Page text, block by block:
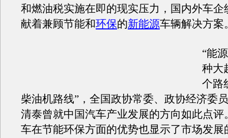
和燃油税实施在即的现实压力，国内外车企
献着兼顾节能和环保的新能源车辆解决方案
“能
种大
个路
柴油机路线”，全国政协常委、政协经济委
清泰曾就中国汽车产业发展的方向如此点评
车在节能环保方面的优势也显示了市场发展